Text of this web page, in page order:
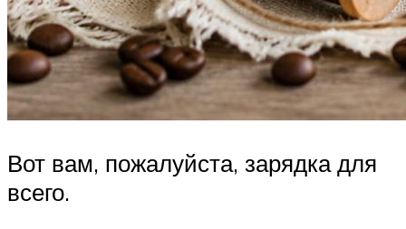
Вот вам, пожалуйста, зарядка для
всего.